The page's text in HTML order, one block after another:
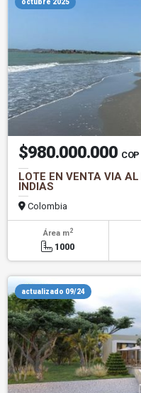
octubre 2025
$980.000.000 COP
LOTE EN VENTA VIA
INDIAS
Colombia
Área m2
1000
actualizado 09/24